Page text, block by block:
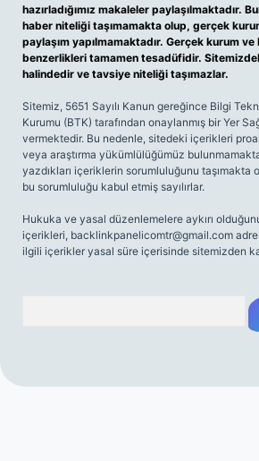
hazırladığımız makaleler paylaşılmaktadır.
haber niteliği taşımamakta olup, gerçek
paylaşım yapılmamaktadır. Gerçek kurum
benzerlikleri tamamen tesadüfidir.
halindedir ve tavsiye niteliği taşımazlar.
Sitemiz, 5651 Sayılı Kanun gereğince Bilgi
Kurumu (BTK) tarafından onaylanmış bir Yer
vermektedir. Bu nedenle, sitedeki içerikleri
veya araştırma yükümlülüğümüz
yazdıkları içeriklerin sorumluluğunu taşımakta
bu sorumluluğu kabul etmiş sayılırlar.
Hukuka ve yasal düzenlemelere aykırı
içerikleri, backlinkpanelicomtr@gmail.com
ilgili içerikler yasal süre içerisinde sitemizden